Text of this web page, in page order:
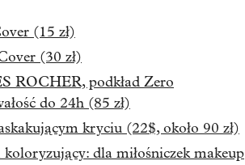
(15 zł)
(30 zł)
ROCHER, podkład Zero
do 24h (85 zł)
kryciu (22$, około 90 zł)
dla miłośniczek makeup